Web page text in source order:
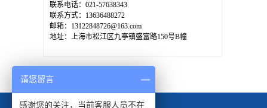
联系电话：021-57638343
联系方式：13636488272
邮箱：13122848726@163.com
地址：上海市松江区九亭镇盛富路150号B幢
请您留言
感谢您的关注，当前客服人员不在